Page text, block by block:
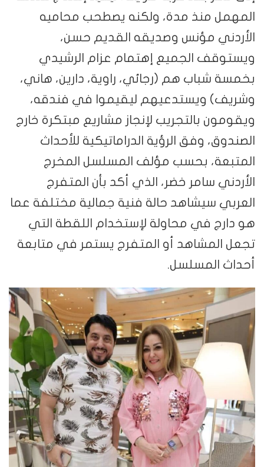
المهمل منذ مدة، ولكنه يصطحب محاميه
الأردني مؤنس وصديقه القديم حسن،
ويستوقف الجميع إهتمام عزام الرشيدي
بخمسة شباب هم (رجائي، راوية، دارين، هاني،
وشريف) ويستدعيهم ليقيموا في فندقه،
ويقومون بالتجريب لإنجاز مشاريع مبتكرة خارج
الصندوق، وفق الرؤية الدراماتيكية للأحداث
المتبعة، بحسب مؤلف المسلسل المخرج
الأردني سامر خضر، الذي أكد بأن المتفرج
العربي سيشاهد حالة فنية جمالية مختلفة عما
هو دارج في محاولة لإستخدام اللقطة التي
تجعل المشاهد أو المتفرج يستمر في متابعة
أحداث المسلسل.